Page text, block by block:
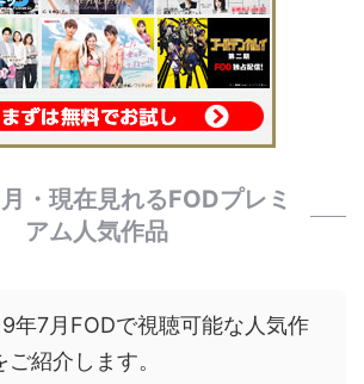
・現在見れるFODプレミ
アム人気作品
年7月FODで視聴可能な人気作
ご紹介します。